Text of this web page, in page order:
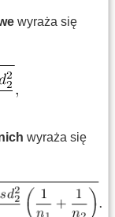
wyraża się
wyraża się